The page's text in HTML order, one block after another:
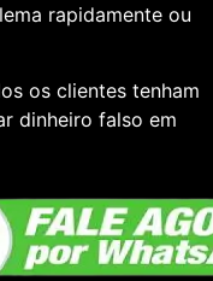
rapidamente ou
os clientes tenham
dinheiro falso em